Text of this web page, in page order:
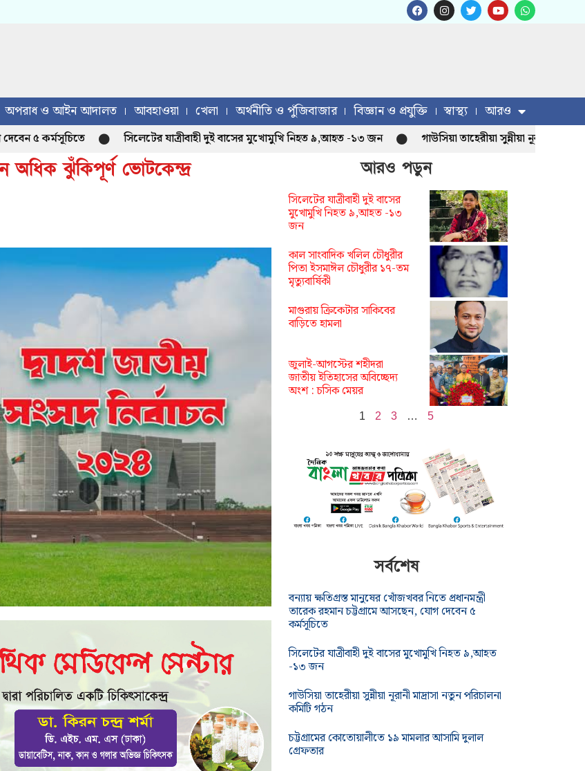
অপরাধ ও আইন আদালত আবহাওয়া খেলা অর্থনীতি ও পুঁজিবাজার বিজ্ঞান ও প্রযুক্তি স্বাস্থ্য আরও
কর্মসূচিতে সিলেটের যাত্রীবাহী দুই বাসের মুখোমুখি নিহত ৯,আহত -১৩ জন গাউসিয়া তাহেরীয়া সুন্নীয়া নূরানী মাদ্রাসা
অধিক ঝুঁকিপূর্ণ ভোটকেন্দ্র আরও পড়ুন
সিলেটের যাত্রীবাহী দুই বাসের
মুখোমুখি নিহত ৯,আহত -১৩
জন
কাল সাংবাদিক খলিল চৌধুরীর
পিতা ইসমাঈল চৌধুরীর ১৭-তম
মৃত্যুবার্ষিকী
মাগুরায় ক্রিকেটার সাকিবের
বাড়িতে হামলা
জুলাই-আগস্টের শহীদরা
জাতীয় ইতিহাসের অবিচ্ছেদ্য
অংশ : চসিক মেয়র
1 2 3 … 5
সর্বশেষ
বন্যায় ক্ষতিগ্রস্ত মানুষের খোঁজখবর নিতে প্রধানমন্ত্রী
তারেক রহমান চট্টগ্রামে আসছেন, যোগ দেবেন ৫
কর্মসূচিতে
সিলেটের যাত্রীবাহী দুই বাসের মুখোমুখি নিহত ৯,আহত
-১৩ জন
গাউসিয়া তাহেরীয়া সুন্নীয়া নূরানী মাদ্রাসা নতুন পরিচালনা
কমিটি গঠন
চট্টগ্রামের কোতোয়ালীতে ১৯ মামলার আসামি দুলাল
গ্রেফতার